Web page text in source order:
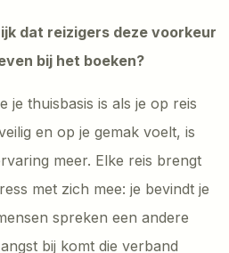
dat reizigers deze voorkeur
bij het boeken?
je thuisbasis is als je op reis
en op je gemak voelt, is
meer. Elke reis brengt
met zich mee: je bevindt je
spreken een andere
bij komt die verband